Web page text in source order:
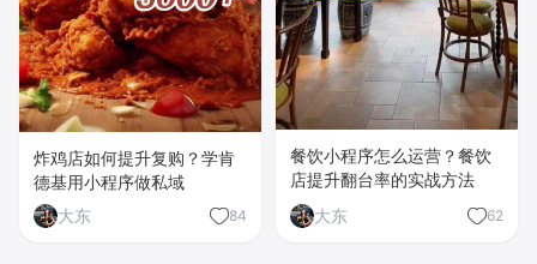
炸鸡店如何提升复购？学肯
德基用小程序做私域
大东
84
餐饮小程序怎么运营？餐饮
店提升翻台率的实战方法
大东
62